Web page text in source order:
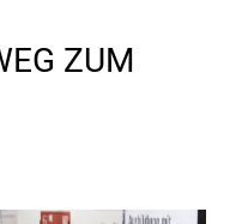
ZUM